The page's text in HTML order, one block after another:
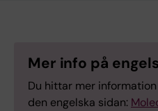
Mer info på
Du hittar mer
den engelska sidan: